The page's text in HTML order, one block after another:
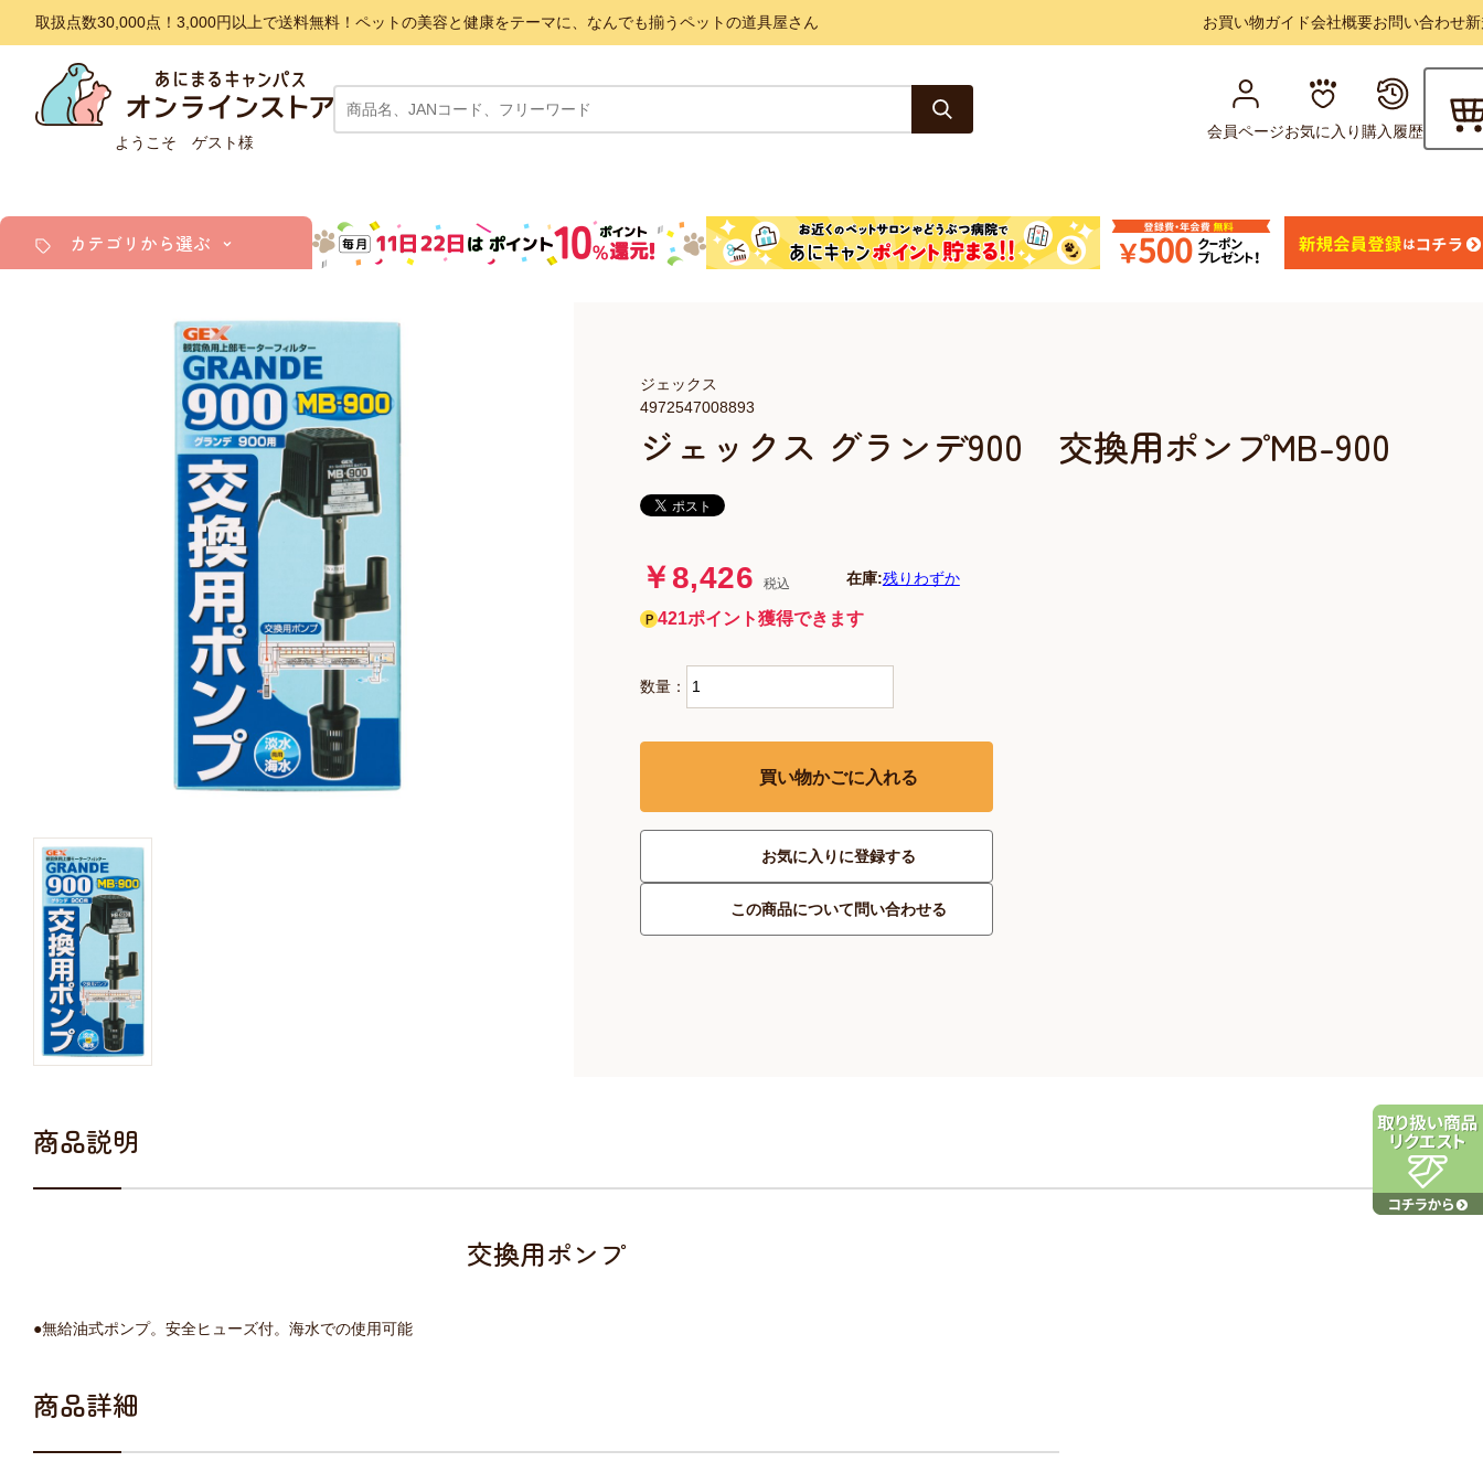
取扱点数30,000点！3,000円以上で送料無料！ペットの美容と健康をテーマに、なんでも揃うペットの道具屋さん お買い物ガイド会社概要お問い合わせ
ようこそ ゲスト様
会員ページお気に入り購入履歴
カテゴリから選ぶ
アクア・爬虫類・昆虫
日用品（デイリー）
ジェックス グランデ900 交換用ポンプMB-900
4972547008893
ジェックス
￥8,426 税込 在庫:残りわずか
421ポイント獲得できます
数量：
買い物かごに入れる
お気に入りに登録する
この商品について問い合わせる
商品説明
交換用ポンプ
●無給油式ポンプ。安全ヒューズ付。海水での使用可能
商品詳細